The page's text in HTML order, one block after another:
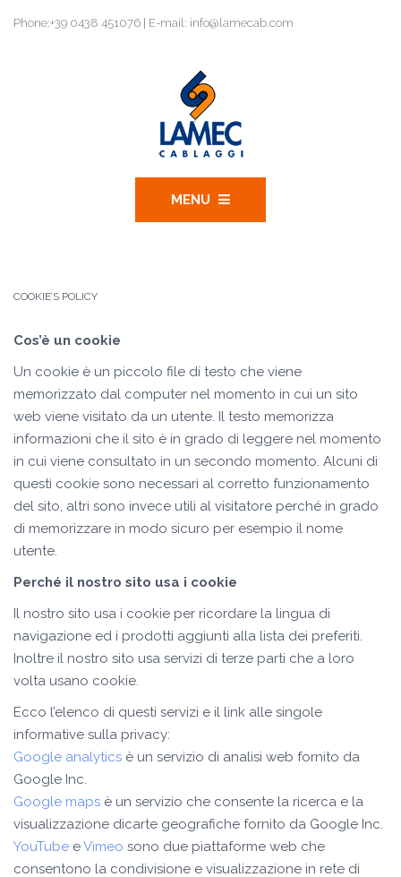
Phone:+39 0438 451076 | E-mail: info@lamecab.com
MENU
COOKIE’S POLICY
Cos’è un cookie
Un cookie è un piccolo file di testo che viene
memorizzato dal computer nel momento in cui un sito
web viene visitato da un utente. Il testo memorizza
informazioni che il sito è in grado di leggere nel momento
in cui viene consultato in un secondo momento. Alcuni di
questi cookie sono necessari al corretto funzionamento
del sito, altri sono invece utili al visitatore perché in grado
di memorizzare in modo sicuro per esempio il nome
utente.
Perché il nostro sito usa i cookie
Il nostro sito usa i cookie per ricordare la lingua di
navigazione ed i prodotti aggiunti alla lista dei preferiti.
Inoltre il nostro sito usa servizi di terze parti che a loro
volta usano cookie.
Ecco l’elenco di questi servizi e il link alle singole
informative sulla privacy:
Google analytics è un servizio di analisi web fornito da
Google Inc.
Google maps è un servizio che consente la ricerca e la
visualizzazione dicarte geografiche fornito da Google Inc.
YouTube eVimeo sono due piattaforme web che
consentono la condivisione e visualizzazione in rete di